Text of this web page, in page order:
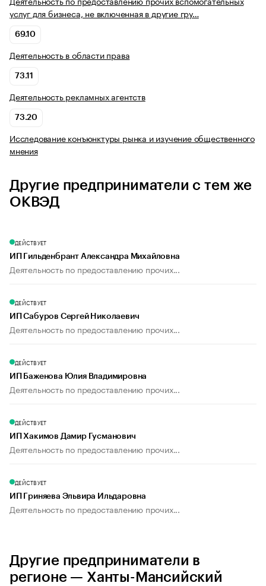
услуг для бизнеса, не включенная в другие гру…
69.10
Деятельность в области права
73.11
Деятельность рекламных агентств
73.20
Исследование конъюнктуры рынка и изучение общественного
мнения
Другие предприниматели с тем же
ОКВЭД
ДЕЙСТВУЕТ
ИП Гильденбрант Александра Михайловна
Деятельность по предоставлению прочих...
ДЕЙСТВУЕТ
ИП Сабуров Сергей Николаевич
Деятельность по предоставлению прочих...
ДЕЙСТВУЕТ
ИП Баженова Юлия Владимировна
Деятельность по предоставлению прочих...
ДЕЙСТВУЕТ
ИП Хакимов Дамир Гусманович
Деятельность по предоставлению прочих...
ДЕЙСТВУЕТ
ИП Гриняева Эльвира Ильдаровна
Деятельность по предоставлению прочих...
Другие предприниматели в
регионе — Ханты-Мансийский